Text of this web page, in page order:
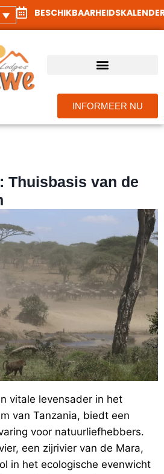
INFORMEER NU
Thuisbasis van de
vitale levensader in het
van Tanzania, biedt een
voor natuurliefhebbers.
een zijrivier van de Mara,
in het ecologische evenwicht